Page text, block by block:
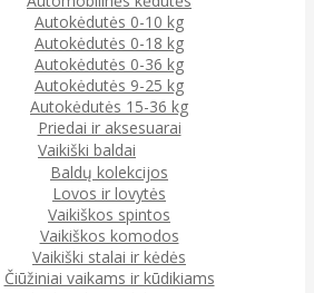
Autokėdutės 0-10 kg
Autokėdutės 0-18 kg
Autokėdutės 0-36 kg
Autokėdutės 9-25 kg
Autokėdutės 15-36 kg
Priedai ir aksesuarai
Vaikiški baldai
Baldų kolekcijos
Lovos ir lovytės
Vaikiškos spintos
Vaikiškos komodos
Vaikiški stalai ir kėdės
Čiūžiniai vaikams ir kūdikiams